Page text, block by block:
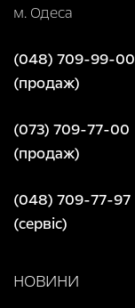
м. Одеса
(048) 709-99-00
(продаж)
(073) 709-77-00
(продаж)
(048) 709-77-97
(сервіс)
НОВИНИ